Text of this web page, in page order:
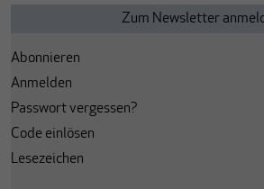
Abonnieren
Anmelden
Passwort vergessen?
Code einlösen
Lesezeichen